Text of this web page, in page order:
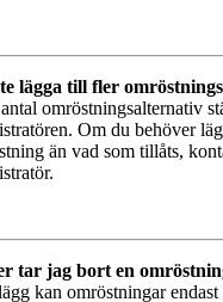
lägga till fler
omröstningsalternativ
Om du behöver
än vad som tillåts,
tar jag bort en
kan omröstningar endast